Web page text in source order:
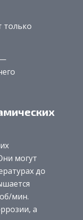
только
могут
до
мин.
а